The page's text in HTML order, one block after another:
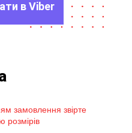
в Viber
замовлення звірте
розмірів